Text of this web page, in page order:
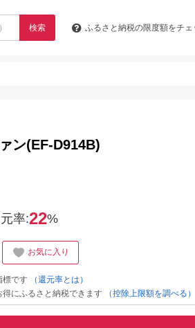
検索 ふるさと納税の限度額をチェ
ン(EF-D914B)
率:22%
お気に入り
です
（還元率とは）
にふるさと納税できます
（控除上限額を調べる）